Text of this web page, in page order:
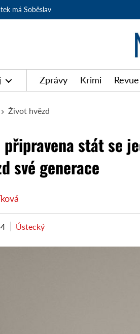
má Soběslav
Zprávy Krimi Revue
Život hvězd
připravena stát se
své generace
Ústecký